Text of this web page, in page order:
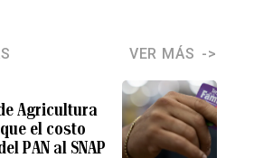
VER MÁS
Agricultura
el costo
PAN al SNAP